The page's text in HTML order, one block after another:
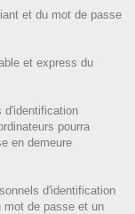
et du mot de passe
et express du
d'identification
pourra
en demeure
d'identification
mot de passe et un